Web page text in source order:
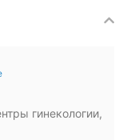
гинекологии,